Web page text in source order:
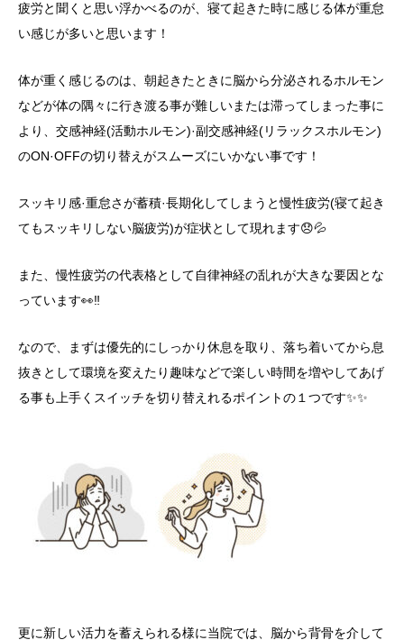
疲労と聞くと思い浮かべるのが、寝て起きた時に感じる体が重怠
い感じが多いと思います！
体が重く感じるのは、朝起きたときに脳から分泌されるホルモン
などが体の隅々に行き渡る事が難しいまたは滞ってしまった事に
より、交感神経(活動ホルモン)·副交感神経(リラックスホルモン)
のON·OFFの切り替えがスムーズにいかない事です！
スッキリ感·重怠さが蓄積·長期化してしまうと慢性疲労(寝て起き
てもスッキリしない脳疲労)が症状として現れます😞💦
また、慢性疲労の代表格として自律神経の乱れが大きな要因とな
っています👀‼️
なので、まずは優先的にしっかり休息を取り、落ち着いてから息
抜きとして環境を変えたり趣味などで楽しい時間を増やしてあげ
る事も上手くスイッチを切り替えれるポイントの１つです✨✨
更に新しい活力を蓄えられる様に当院では、脳から背骨を介して